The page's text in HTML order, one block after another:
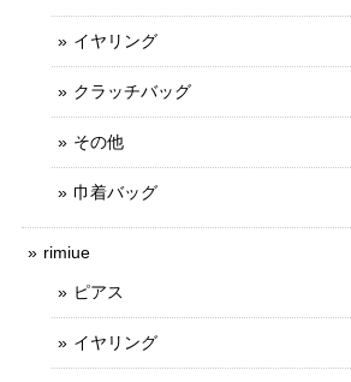
イヤリング
クラッチバッグ
その他
巾着バッグ
rimiue
ピアス
イヤリング